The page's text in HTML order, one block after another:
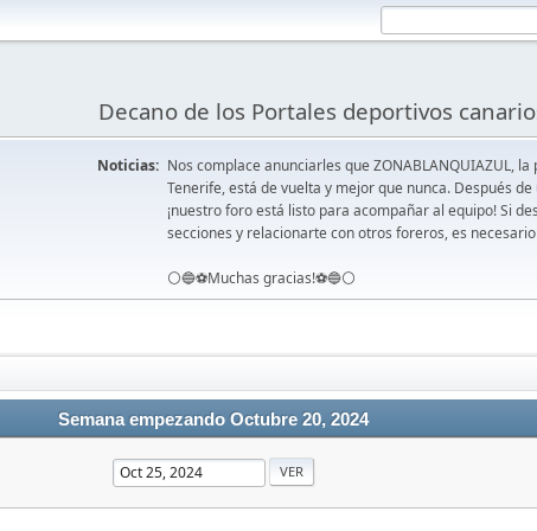
Decano de los Portales deportivos
Noticias: Nos complace anunciarles que ZONABLANQUIAZUL,
Tenerife, está de vuelta y mejor que nunca. Después
¡nuestro foro está listo para acompañar al equipo! Si
secciones y relacionarte con otros foreros, es
⚪️🔵⚽️Muchas gracias!⚽️🔵⚪️
Semana empezando Octubre 20, 2024